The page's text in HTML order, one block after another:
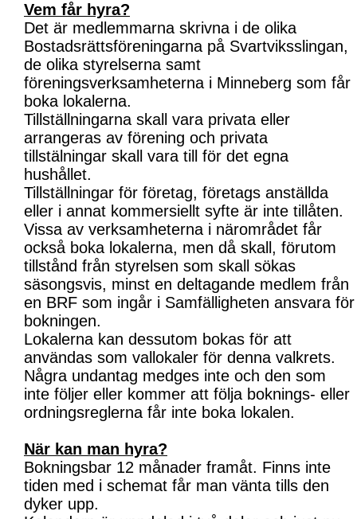
Vem får hyra?
Det är medlemmarna skrivna i de olika
Bostadsrättsföreningarna på Svartviksslingan,
de olika styrelserna samt
föreningsverksamheterna i Minneberg som får
boka lokalerna.
Tillställningarna skall vara privata eller
arrangeras av förening och privata
tillstälningar skall vara till för det egna
hushållet.
Tillställningar för företag, företags anställda
eller i annat kommersiellt syfte är inte tillåten.
Vissa av verksamheterna i närområdet får
också boka lokalerna, men då skall, förutom
tillstånd från styrelsen som skall sökas
säsongsvis, minst en deltagande medlem från
en BRF som ingår i Samfälligheten ansvara för
bokningen.
Lokalerna kan dessutom bokas för att
användas som vallokaler för denna valkrets.
Några undantag medges inte och den som
inte följer eller kommer att följa boknings- eller
ordningsreglerna får inte boka lokalen.
När kan man hyra?
Bokningsbar 12 månader framåt. Finns inte
tiden med i schemat får man vänta tills den
dyker upp.